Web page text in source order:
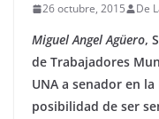
26 octubre, 2015 De
Miguel Angel Agüero,
de Trabajadores
UNA a senador en
posibilidad de ser